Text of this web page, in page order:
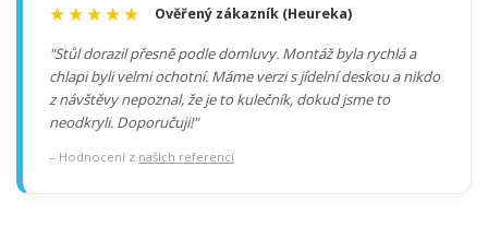
★★★★★ Ověřený zákazník (Heureka)
"Stůl dorazil přesně podle domluvy. Montáž byla rychlá a
chlapi byli velmi ochotní. Máme verzi s jídelní deskou a nikdo
z návštěvy nepoznal, že je to kulečník, dokud jsme to
neodkryli. Doporučuji!"
– Hodnocení z našich referencí